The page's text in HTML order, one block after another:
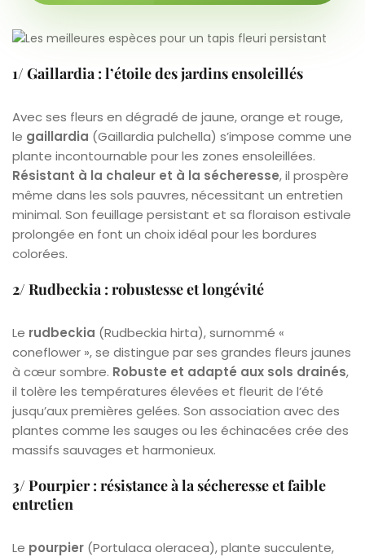
1/ Gaillardia : l’étoile des jardins ensoleillés
Avec ses fleurs en dégradé de jaune, orange et rouge,
le gaillardia (Gaillardia pulchella) s’impose comme une
plante incontournable pour les zones ensoleillées.
Résistant à la chaleur et à la sécheresse, il prospère
même dans les sols pauvres, nécessitant un entretien
minimal. Son feuillage persistant et sa floraison estivale
prolongée en font un choix idéal pour les bordures
colorées.
2/ Rudbeckia : robustesse et longévité
Le rudbeckia (Rudbeckia hirta), surnommé «
coneflower », se distingue par ses grandes fleurs jaunes
à cœur sombre. Robuste et adapté aux sols drainés,
il tolère les températures élevées et fleurit de l’été
jusqu’aux premières gelées. Son association avec des
plantes comme les sauges ou les échinacées crée des
massifs sauvages et harmonieux.
3/ Pourpier : résistance à la sécheresse et faible
entretien
Le pourpier (Portulaca oleracea), plante succulente,